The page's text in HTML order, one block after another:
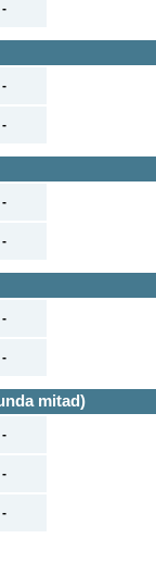
-
-
-
-
-
-
-
mitad)
-
-
-